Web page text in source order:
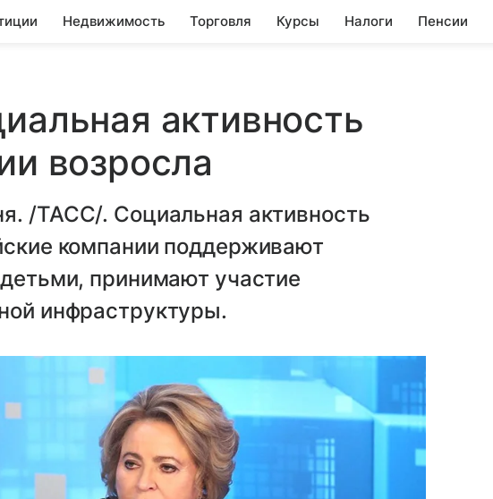
Недвижимость Торговля Курсы Налоги Пенсии
активность
возросла
/ТАСС/. Социальная активность
компании поддерживают
принимают участие
инфраструктуры.